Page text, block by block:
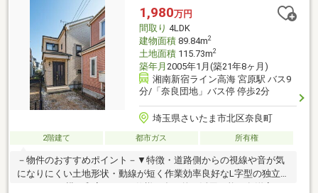
5分(約370m)■ ご希望の住まい探しをお手伝いします
━━━━━・・・物件の詳細・ご相談はお気軽にお問い合わせく
ださい。
1,980万円
間取り 4LDK
建物面積89.84m2
土地面積115.73m2
築年月 2005年1月(築21年8ヶ月)
湘南新宿ライン高海 宮原駅 バス9
分/「奈良団地」バス停 停歩2分
埼玉県さいたま市北区奈良町
2階建て 都市ガス 所有権
－物件のおすすめポイント－▼特徴・道路側からの視線や音が気
になりにくい土地形状・動線が短く作業効率良好なL字型の独立キ
ッチン・LD横の和室は2WAY仕様、多目的に活用可能・各洋室・